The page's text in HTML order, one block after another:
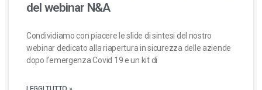
del webinar N&A
Condividiamo con piacere le slide di sintesi del nostro
webinar dedicato alla riapertura in sicurezza delle aziende
dopo l’emergenza Covid 19 e un kit di